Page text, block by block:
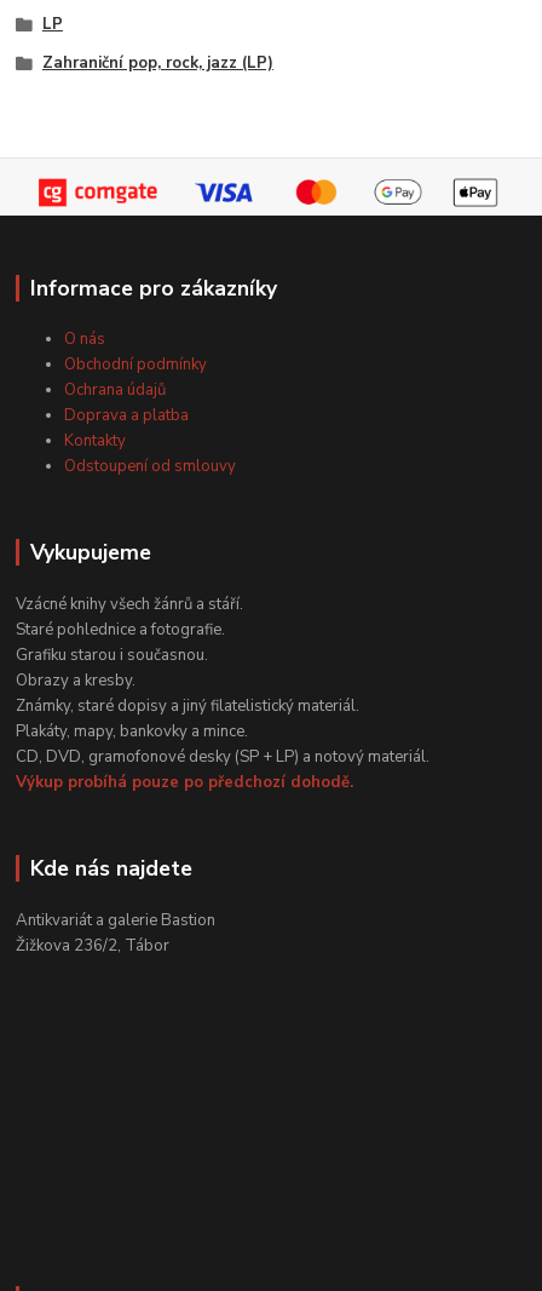
LP
Zahraniční pop, rock, jazz (LP)
Informace pro zákazníky
O nás
Obchodní podmínky
Ochrana údajů
Doprava a platba
Kontakty
Odstoupení od smlouvy
Vykupujeme
Vzácné knihy všech žánrů a stáří.
Staré pohlednice a fotografie.
Grafiku starou i současnou.
Obrazy a kresby.
Známky, staré dopisy a jiný filatelistický materiál.
Plakáty, mapy, bankovky a mince.
CD, DVD, gramofonové desky (SP + LP) a notový materiál.
Výkup probíhá pouze po předchozí dohodě.
Kde nás najdete
Antikvariát a galerie Bastion
Žižkova 236/2, Tábor